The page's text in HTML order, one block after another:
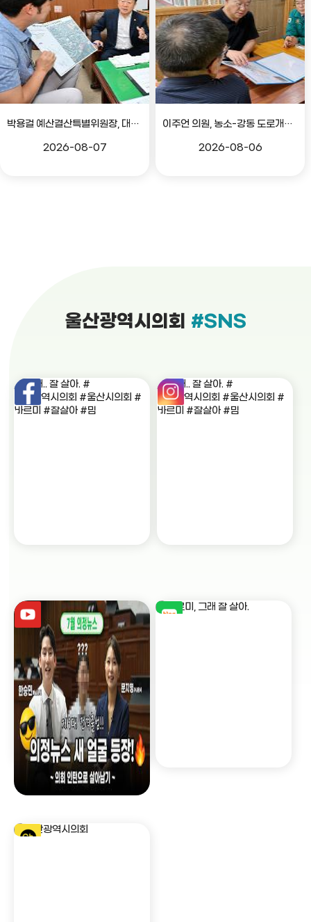
박용걸 예산결산특별위원장, 대공원로 확장공사 현안점검 간담회
2026-08-07
이주언 의원, 농소-강동 도로개설 민원 현장 점검
2026-08-06
울산광역시의회 #SNS